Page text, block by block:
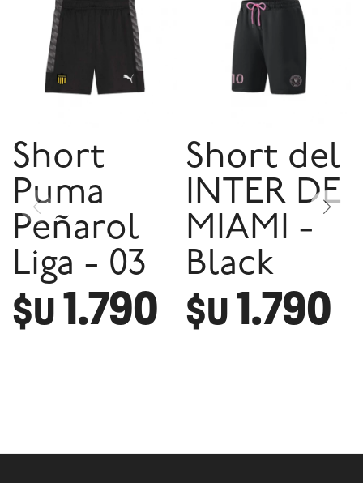
Short
Puma
Peñarol
Liga - 03
$U1.790
Short del
INTER DE
MIAMI -
Black
$U1.790